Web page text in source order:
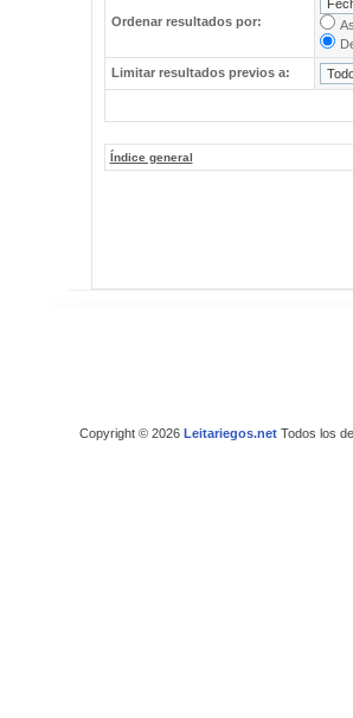
Ordenar resultados por:
Limitar resultados previos a:
Índice general
Copyright © 2026 Leitariegos.netTodos los